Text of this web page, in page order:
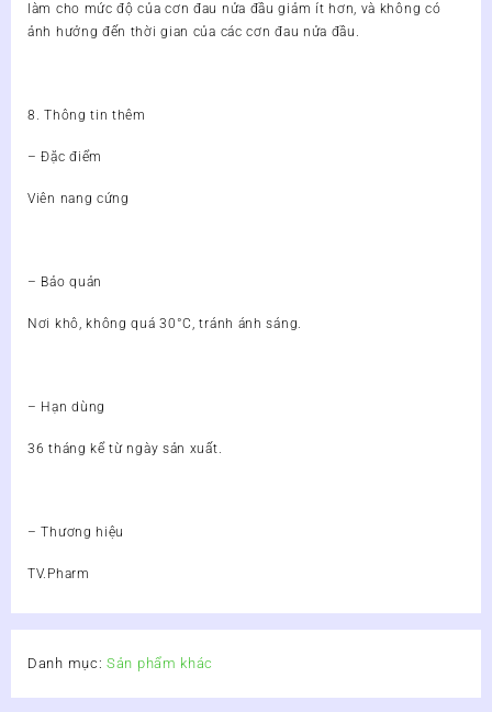
làm cho mức độ của cơn đau nửa đầu giảm ít hơn, và không có
ảnh hưởng đến thời gian của các cơn đau nửa đầu.
8. Thông tin thêm
– Đặc điểm
Viên nang cứng
– Bảo quản
Nơi khô, không quá 30°C, tránh ánh sáng.
– Hạn dùng
36 tháng kể từ ngày sản xuất.
– Thương hiệu
TV.Pharm
Danh mục: Sản phẩm khác